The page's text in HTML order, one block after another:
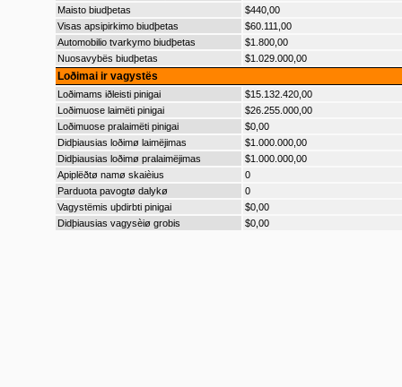
Maisto biudþetas
$440,00
Visas apsipirkimo biudþetas
$60.111,00
Automobilio tvarkymo biudþetas
$1.800,00
Nuosavybës biudþetas
$1.029.000,00
Loðimai ir vagystës
Loðimams iðleisti pinigai
$15.132.420,00
Loðimuose laimëti pinigai
$26.255.000,00
Loðimuose pralaimëti pinigai
$0,00
Didþiausias loðimø laimëjimas
$1.000.000,00
Didþiausias loðimø pralaimëjimas
$1.000.000,00
Apiplëðtø namø skaièius
0
Parduota pavogtø dalykø
0
Vagystëmis uþdirbti pinigai
$0,00
Didþiausias vagysèiø grobis
$0,00